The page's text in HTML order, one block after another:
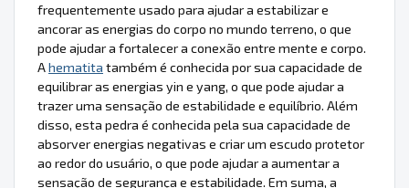
frequentemente usado para ajudar a estabilizar e
ancorar as energias do corpo no mundo terreno, o que
pode ajudar a fortalecer a conexão entre mente e corpo.
Ahematita também é conhecida por sua capacidade de
equilibrar as energias yin e yang, o que pode ajudar a
trazer uma sensação de estabilidade e equilíbrio. Além
disso, esta pedra é conhecida pela sua capacidade de
absorver energias negativas e criar um escudo protetor
ao redor do usuário, o que pode ajudar a aumentar a
sensação de segurança e estabilidade. Em suma, a